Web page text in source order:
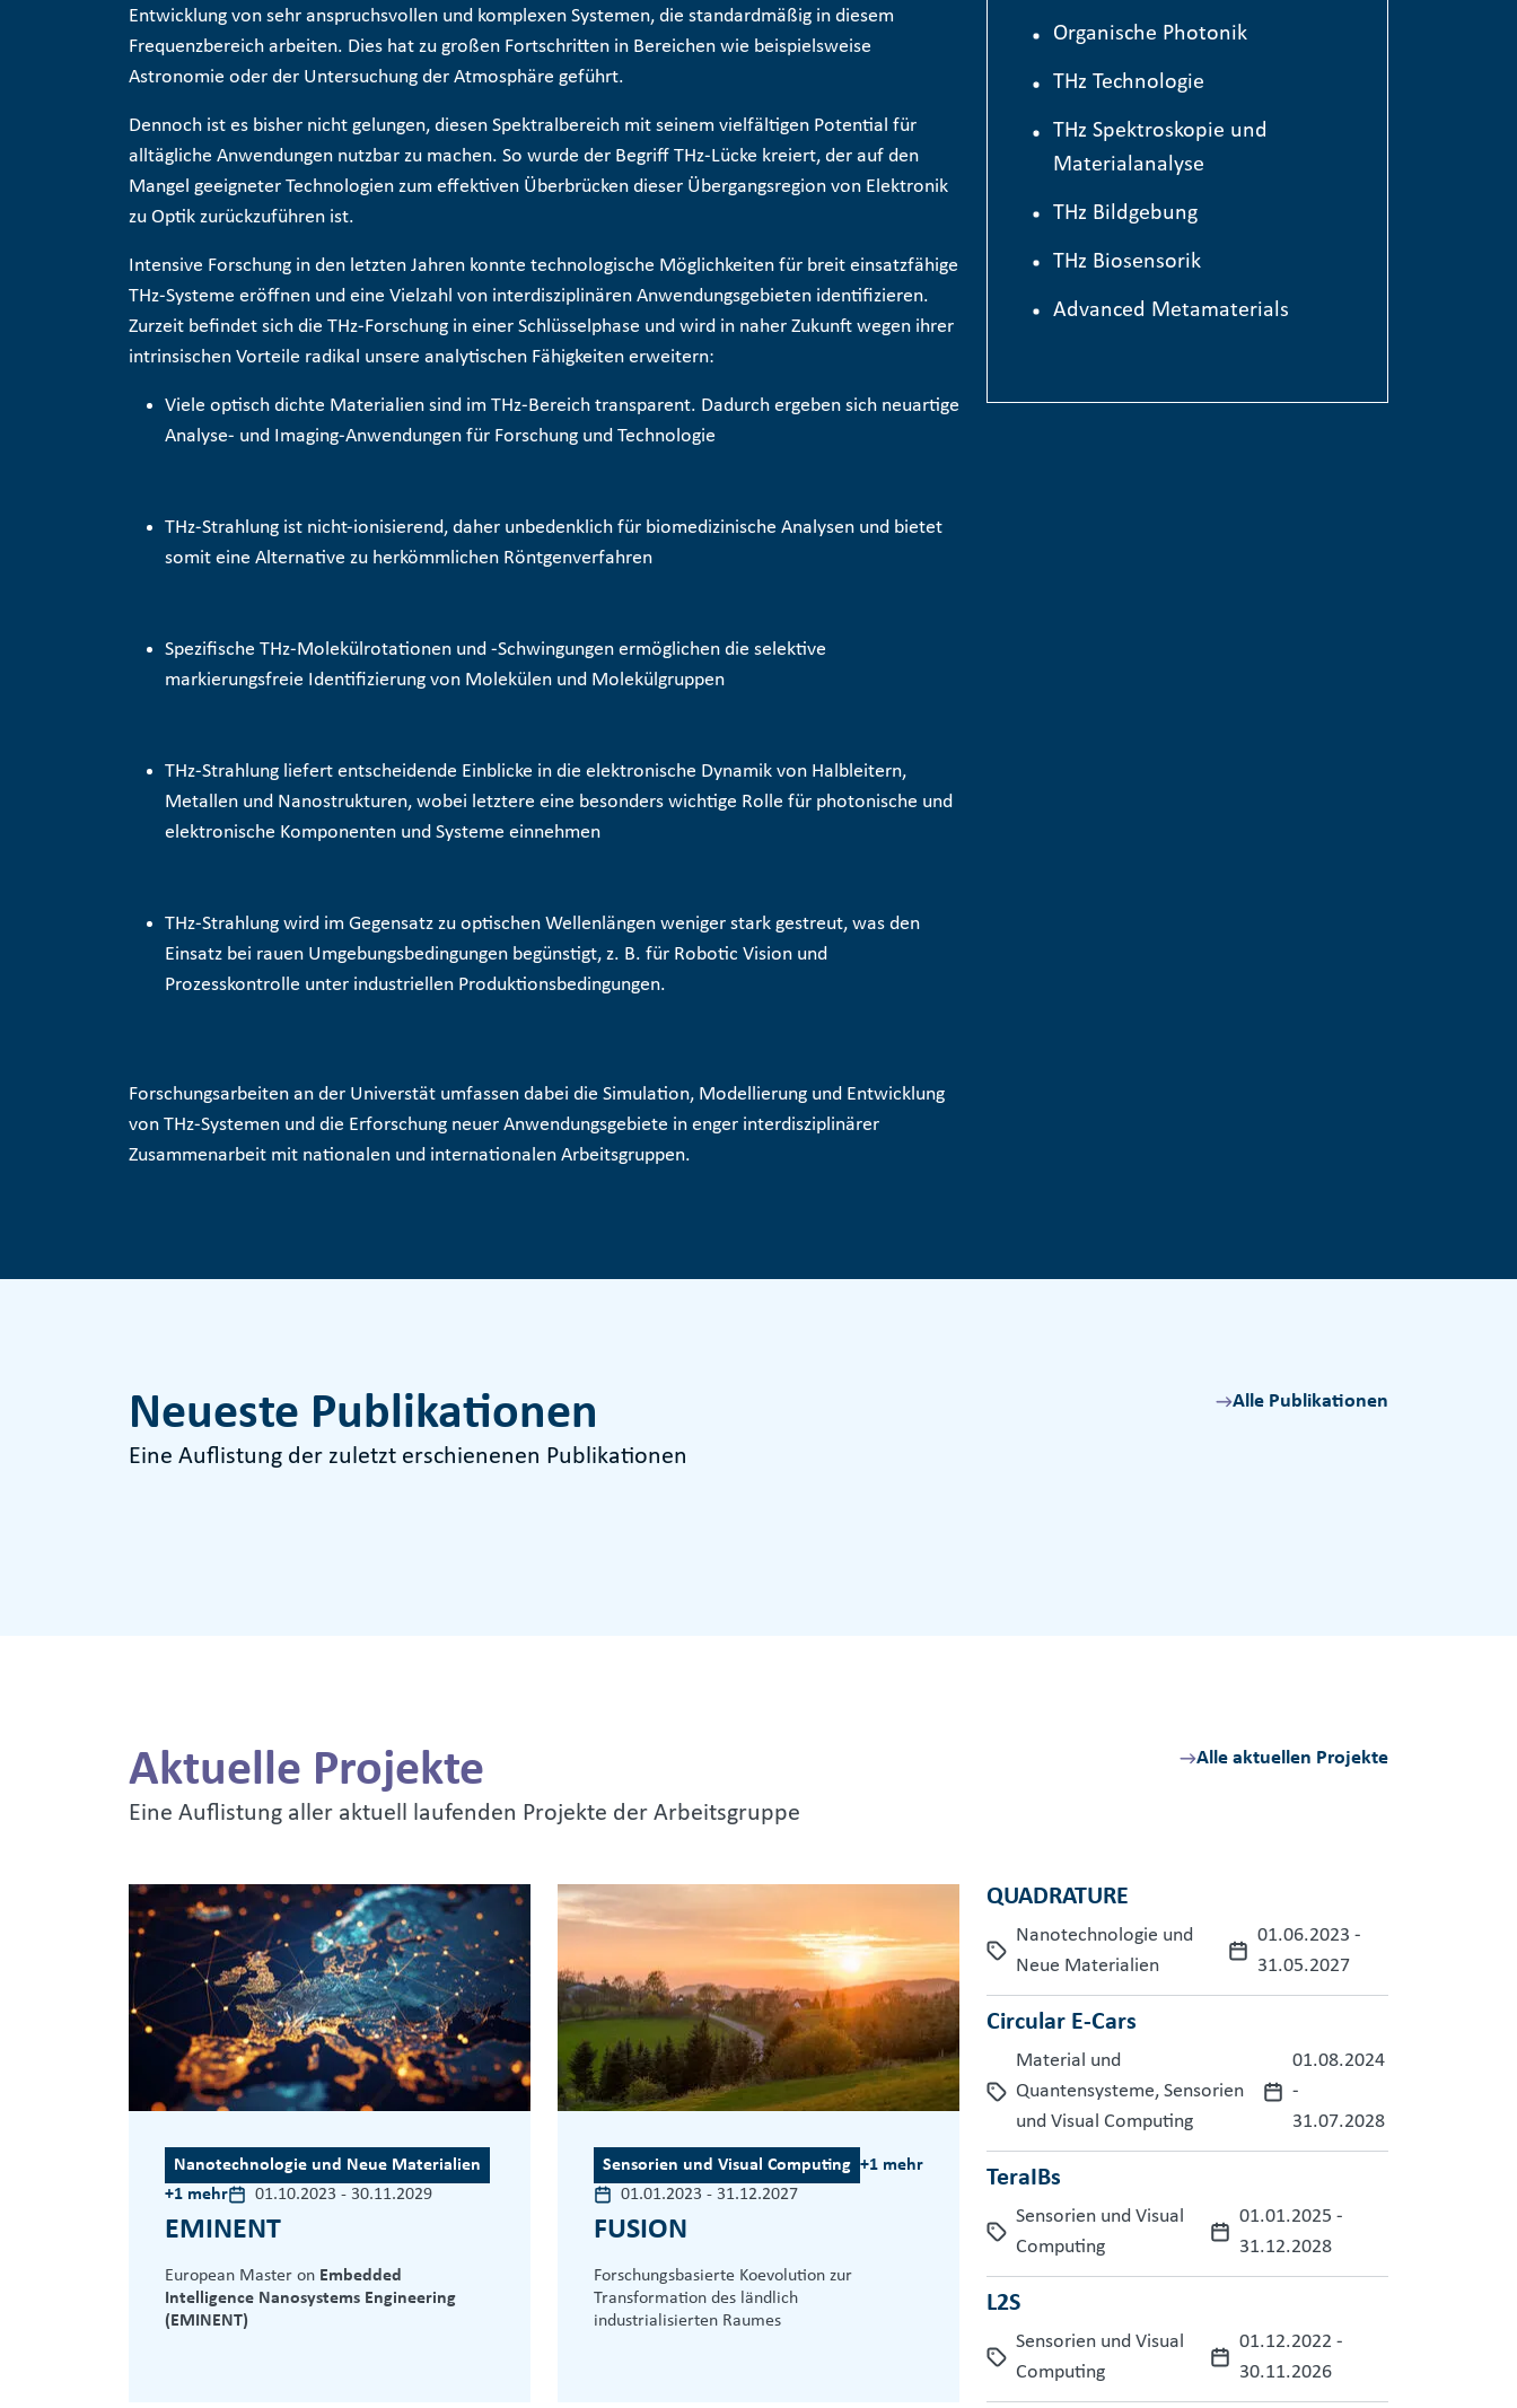
Entwicklung von sehr anspruchsvollen und komplexen Systemen, die standardmäßig in diesem
Frequenzbereich arbeiten. Dies hat zu großen Fortschritten in Bereichen wie beispielsweise
Astronomie oder der Untersuchung der Atmosphäre geführt.
Dennoch ist es bisher nicht gelungen, diesen Spektralbereich mit seinem vielfältigen Potential für
alltägliche Anwendungen nutzbar zu machen. So wurde der Begriff THz-Lücke kreiert, der auf den
Mangel geeigneter Technologien zum effektiven Überbrücken dieser Übergangsregion von Elektronik
zu Optik zurückzuführen ist.
Intensive Forschung in den letzten Jahren konnte technologische Möglichkeiten für breit einsatzfähige
THz-Systeme eröffnen und eine Vielzahl von interdisziplinären Anwendungsgebieten identifizieren.
Zurzeit befindet sich die THz-Forschung in einer Schlüsselphase und wird in naher Zukunft wegen ihrer
intrinsischen Vorteile radikal unsere analytischen Fähigkeiten erweitern:
Viele optisch dichte Materialien sind im THz-Bereich transparent. Dadurch ergeben sich neuartige
Analyse- und Imaging-Anwendungen für Forschung und Technologie
THz-Strahlung ist nicht-ionisierend, daher unbedenklich für biomedizinische Analysen und bietet
somit eine Alternative zu herkömmlichen Röntgenverfahren
Spezifische THz-Molekülrotationen und -Schwingungen ermöglichen die selektive
markierungsfreie Identifizierung von Molekülen und Molekülgruppen
THz-Strahlung liefert entscheidende Einblicke in die elektronische Dynamik von Halbleitern,
Metallen und Nanostrukturen, wobei letztere eine besonders wichtige Rolle für photonische und
elektronische Komponenten und Systeme einnehmen
THz-Strahlung wird im Gegensatz zu optischen Wellenlängen weniger stark gestreut, was den
Einsatz bei rauen Umgebungsbedingungen begünstigt, z. B. für Robotic Vision und
Prozesskontrolle unter industriellen Produktionsbedingungen.
Forschungsarbeiten an der Universtät umfassen dabei die Simulation, Modellierung und Entwicklung
von THz-Systemen und die Erforschung neuer Anwendungsgebiete in enger interdisziplinärer
Zusammenarbeit mit nationalen und internationalen Arbeitsgruppen.
Organische Photonik
THz Technologie
THz Spektroskopie und
Materialanalyse
THz Bildgebung
THz Biosensorik
Advanced Metamaterials
Neueste Publikationen
Eine Auflistung der zuletzt erschienenen Publikationen
Alle Publikationen
Aktuelle Projekte
Eine Auflistung aller aktuell laufenden Projekte der Arbeitsgruppe
Alle aktuellen Projekte
Nanotechnologie und Neue Materialien
+1 mehr
01.10.2023 - 30.11.2029
EMINENT
European Master on Embedded
Intelligence Nanosystems Engineering
(EMINENT)
Sensorien und Visual Computing +1 mehr
01.01.2023 - 31.12.2027
FUSION
Forschungsbasierte Koevolution zur
Transformation des ländlich
industrialisierten Raumes
QUADRATURE
Nanotechnologie und
Neue Materialien
01.06.2023 -
31.05.2027
Circular E-Cars
Material und
Quantensysteme, Sensorien
und Visual Computing
01.08.2024
-
31.07.2028
TeraIBs
Sensorien und Visual
Computing
01.01.2025 -
31.12.2028
L2S
Sensorien und Visual
Computing
01.12.2022 -
30.11.2026